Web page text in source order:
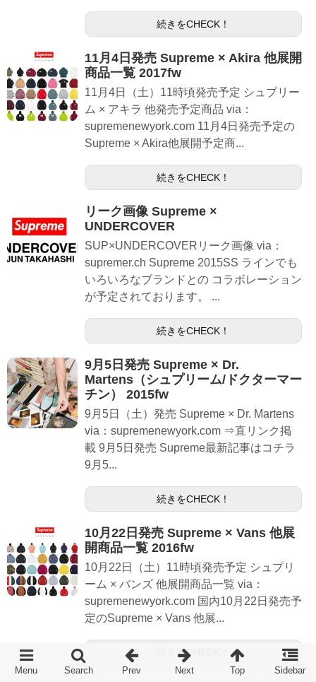
続きをCHECK！
11月4日発売 Supreme × Akira 他展開
商品一覧 2017fw
11月4日（土）11時頃発売予定 シュプリー
ム × アキラ 他発売予定商品 via：
supremenewyork.com 11月4日発売予定の
Supreme × Akira他展開予定商...
続きをCHECK！
リーク画像 Supreme ×
UNDERCOVER
SUP×UNDERCOVERリーク画像 via：
supremer.ch Supreme 2015SS ラインでも
いろいろなブランドとの コラボレーション
が予定されております。 ...
続きをCHECK！
9月5日発売 Supreme × Dr.
Martens（シュプリーム/ドクターマー
チン） 2015fw
9月5日（土）発売 Supreme × Dr. Martens
via：supremenewyork.com ⇒直リンク掲
載 9月5日発売 Supreme最新記事はコチラ
9月5...
続きをCHECK！
10月22日発売 Supreme × Vans 他展
開商品一覧 2016fw
10月22日（土）11時頃発売予定 シュプリ
ーム × バンズ 他展開商品一覧 via：
supremenewyork.com 国内10月22日発売予
定のSupreme × Vans 他展...
続きをCHECK！